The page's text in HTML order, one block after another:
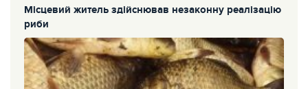
Місцевий житель здійснював незаконну реалізацію
риби